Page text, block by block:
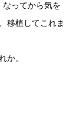
ってから気を
移植してこれま
か。